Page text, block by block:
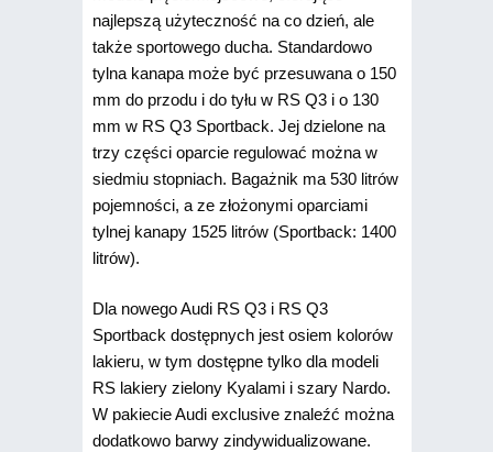
najlepszą użyteczność na co dzień, ale
także sportowego ducha. Standardowo
tylna kanapa może być przesuwana o 150
mm do przodu i do tyłu w RS Q3 i o 130
mm w RS Q3 Sportback. Jej dzielone na
trzy części oparcie regulować można w
siedmiu stopniach. Bagażnik ma 530 litrów
pojemności, a ze złożonymi oparciami
tylnej kanapy 1525 litrów (Sportback: 1400
litrów).
Dla nowego Audi RS Q3 i RS Q3
Sportback dostępnych jest osiem kolorów
lakieru, w tym dostępne tylko dla modeli
RS lakiery zielony Kyalami i szary Nardo.
W pakiecie Audi exclusive znaleźć można
dodatkowo barwy zindywidualizowane.